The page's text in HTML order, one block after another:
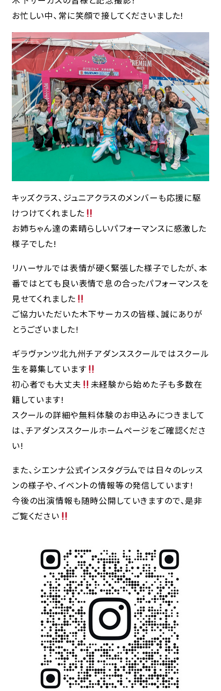
お忙しい中、常に笑顔で接してくださいました!
キッズクラス、ジュニアクラスのメンバーも応援に駆
けつけてくれました
お姉ちゃん達の素晴らしいパフォーマンスに感激した
様子でした!
リハーサルでは表情が硬く緊張した様子でしたが、本
番ではとても良い表情で息の合ったパフォーマンスを
見せてくれました
ご協力いただいた木下サーカスの皆様、誠にありが
とうございました!
ギラヴァンツ北九州チアダンススクールではスクール
生を募集しています
初心者でも大丈夫
未経験から始めた子も多数在
籍しています!
スクールの詳細や無料体験のお申込みにつきまして
は、チアダンススクールホームページをご確認くださ
い!
また、シエンナ公式インスタグラムでは日々のレッス
ンの様子や、イベントの情報等の発信しています!
今後の出演情報も随時公開していきますので、是非
ご覧ください